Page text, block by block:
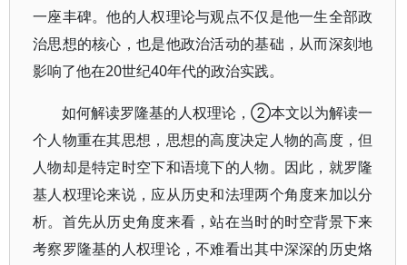
一座丰碑。他的人权理论与观点不仅是他一生全部政
治思想的核心，也是他政治活动的基础，从而深刻地
影响了他在20世纪40年代的政治实践。
如何解读罗隆基的人权理论，②本文以为解读一
个人物重在其思想，思想的高度决定人物的高度，但
人物却是特定时空下和语境下的人物。因此，就罗隆
基人权理论来说，应从历史和法理两个角度来加以分
析。首先从历史角度来看，站在当时的时空背景下来
考察罗隆基的人权理论，不难看出其中深深的历史烙